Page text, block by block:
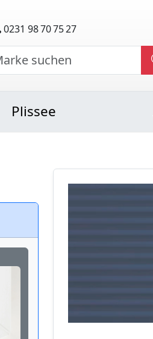
0231 98 70 75 27
Plissee